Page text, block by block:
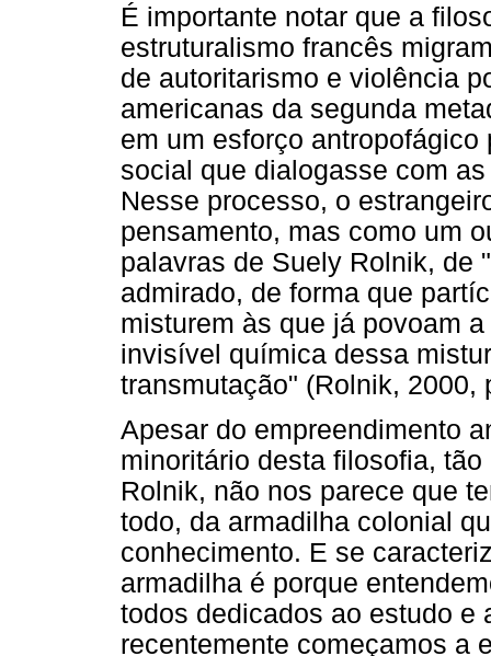
É importante notar que a
estruturalismo francês
de autoritarismo e violência
americanas da segunda
em um esforço
social que dialogasse com
Nesse processo, o
pensamento, mas como um
palavras de Suely Rolnik, de
admirado, de forma que
misturem às que já povoam
invisível química dessa
transmutação" (Rolnik, 2000,
Apesar do empreendimento
minoritário desta filosofia,
Rolnik, não nos parece que
todo, da armadilha colonial
conhecimento. E se
armadilha é porque
todos dedicados ao estudo e
recentemente começamos a